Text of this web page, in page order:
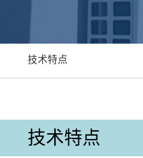
技术特点
技术特点